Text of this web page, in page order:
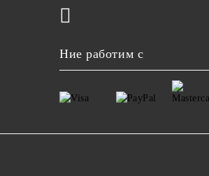
Ние работим с